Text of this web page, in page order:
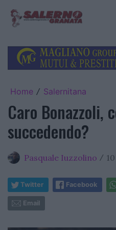
Home / Salernitana
Caro Bonazzoli,
succedendo?
Pasquale Iuzzolino /
Twitter Facebook
Email